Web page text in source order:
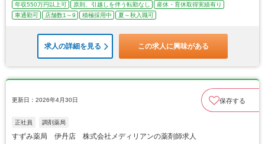
年収550万円以上可 原則、引越しを伴う転勤なし
産休・育休取得実績有り
車通勤可
店舗数1～9 積極採用中 夏～秋入職可
求人の詳細を見る この求人に興味がある
更新日：2026年4月30日 保存する
正社員 調剤薬局
すずみ薬局 伊丹店 株式会社メディリアンの薬剤師求人